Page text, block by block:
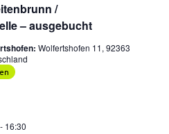
/
– ausgebucht
Wolfertshofen 11, 92363
- 16:30